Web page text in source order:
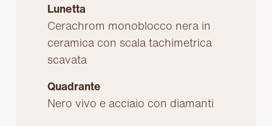
Lunetta
Cerachrom monoblocco nera in
ceramica con scala tachimetrica
scavata
Quadrante
Nero vivo e acciaio con diamanti